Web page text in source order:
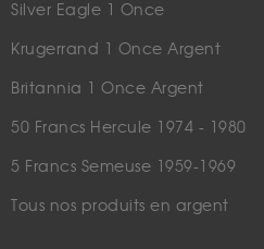
Silver Eagle 1 Once
Krugerrand 1 Once Argent
Britannia 1 Once Argent
50 Francs Hercule 1974 - 1980
5 Francs Semeuse 1959-1969
Tous nos produits en argent